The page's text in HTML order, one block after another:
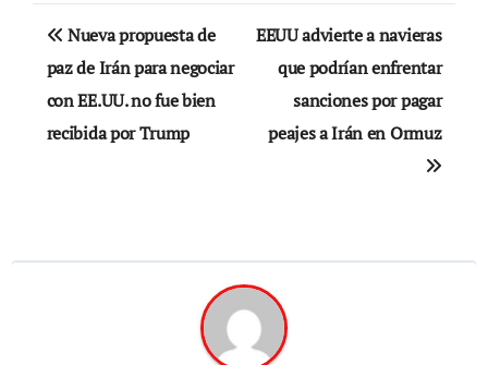
Navegación
de
entradas
Nueva propuesta de
paz de Irán para negociar
con EE.UU. no fue bien
recibida por Trump
EEUU advierte a navieras
que podrían enfrentar
sanciones por pagar
peajes a Irán en Ormuz